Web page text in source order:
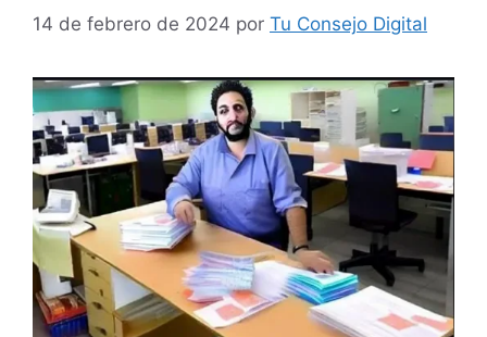
14 de febrero de 2024 por Tu Consejo Digital